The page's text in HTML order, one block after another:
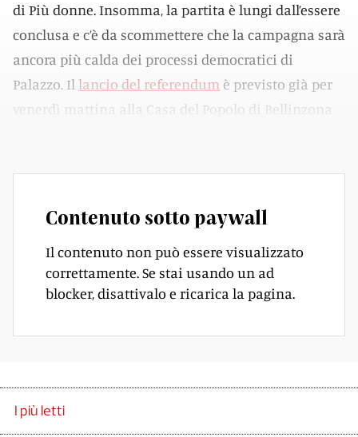
di Più donne. Insomma, la partita è lungi dall’essere
conclusa e c’è da scommettere che la campagna sarà
ancora più calda dei processi democratici di
Palazzo. Il lancio del referendum è previsto già per
venerdì mattina alla Casa del Popolo di Bellinzona
Contenuto sotto paywall
Il contenuto non può essere visualizzato
correttamente. Se stai usando un ad
blocker, disattivalo e ricarica la pagina.
I più letti